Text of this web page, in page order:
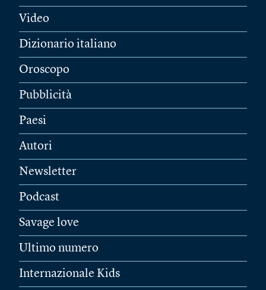
Video
Dizionario italiano
Oroscopo
Pubblicità
Paesi
Autori
Newsletter
Podcast
Savage love
Ultimo numero
Internazionale Kids